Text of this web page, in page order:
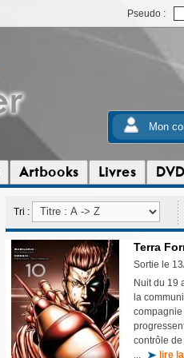
Pseudo :
Mon
Artbooks Livres DVD
Tri :
Terra
Sortie le
Nuit du 19
la
contrôle
...
lire